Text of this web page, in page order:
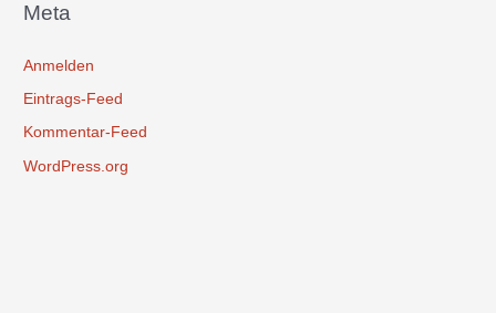
Meta
Anmelden
Eintrags-Feed
Kommentar-Feed
WordPress.org